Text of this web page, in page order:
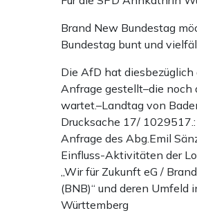
Brand New Bundestag
Bundestag bunt und
Die AfD hat diesbezüglich
Anfrage gestellt–die
wartet.–Landtag von
Drucksache 17/
Anfrage des Abg.Emil
Einfluss-Aktivitäten der
„Wir für Zukunft eG /
(BNB)“ und deren Umfeld
Württemberg